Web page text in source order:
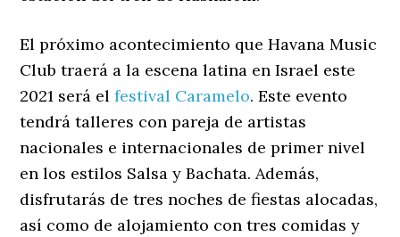
El próximo acontecimiento que Havana Music
Club traerá a la escena latina en Israel este
2021 será el festival Caramelo. Este evento
tendrá talleres con pareja de artistas
nacionales e internacionales de primer nivel
en los estilos Salsa y Bachata. Además,
disfrutarás de tres noches de fiestas alocadas,
así como de alojamiento con tres comidas y